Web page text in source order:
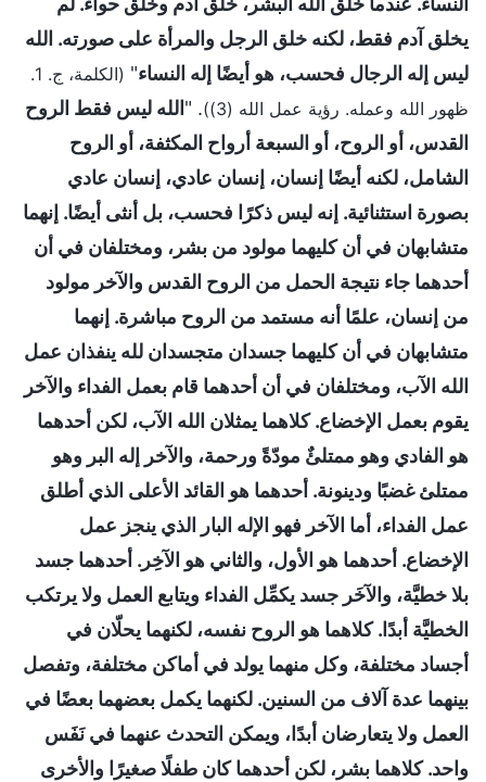
يخلق آدم فقط، لكنه خلق الرجل والمرأة على صورته. الله
ليس إله الرجال فحسب، هو أيضًا إله النساء"
(الكلمة، ج. 1.
ظهور الله وعمله. رؤية عمل الله (3))
. "الله ليس فقط الروح
القدس، أو الروح، أو السبعة أرواح المكثفة، أو الروح
الشامل، لكنه أيضًا إنسان، إنسان عادي، إنسان عادي
بصورة استثنائية. إنه ليس ذكرًا فحسب، بل أنثى أيضًا. إنهما
متشابهان في أن كليهما مولود من بشر، ومختلفان في أن
أحدهما جاء نتيجة الحمل من الروح القدس والآخر مولود
من إنسان، علمًا أنه مستمد من الروح مباشرة. إنهما
متشابهان في أن كليهما جسدان متجسدان لله ينفذان عمل
الله الآب، ومختلفان في أن أحدهما قام بعمل الفداء والآخر
يقوم بعمل الإخضاع. كلاهما يمثلان الله الآب، لكن أحدهما
هو الفادي وهو ممتلئٌ مودّةً ورحمة، والآخر إله البر وهو
ممتلئ غضبًا ودينونة. أحدهما هو القائد الأعلى الذي أطلق
عمل الفداء، أما الآخر فهو الإله البار الذي ينجز عمل
الإخضاع. أحدهما هو الأول، والثاني هو الآخِر. أحدهما جسد
بلا خطيَّة، والآخَر جسد يكمِّل الفداء ويتابع العمل ولا يرتكب
الخطيَّة أبدًا. كلاهما هو الروح نفسه، لكنهما يحلّان في
أجساد مختلفة، وكل منهما يولد في أماكن مختلفة، وتفصل
بينهما عدة آلاف من السنين. لكنهما يكمل بعضهما بعضًا في
العمل ولا يتعارضان أبدًا، ويمكن التحدث عنهما في نَفَس
واحد. كلاهما بشر، لكن أحدهما كان طفلًا صغيرًا والأخرى